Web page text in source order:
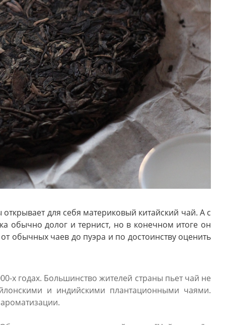
для себя материковый китайский чай. А с
обычно долог и тернист, но в конечном итоге он
обычных чаев до пуэра и по достоинству оценить
х годах. Большинство жителей страны пьет чай не
и индийскими плантационными чаями.